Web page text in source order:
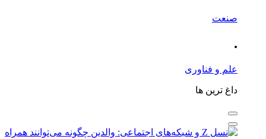
صنعت
.
علم و فناوری
داغ ترین ها